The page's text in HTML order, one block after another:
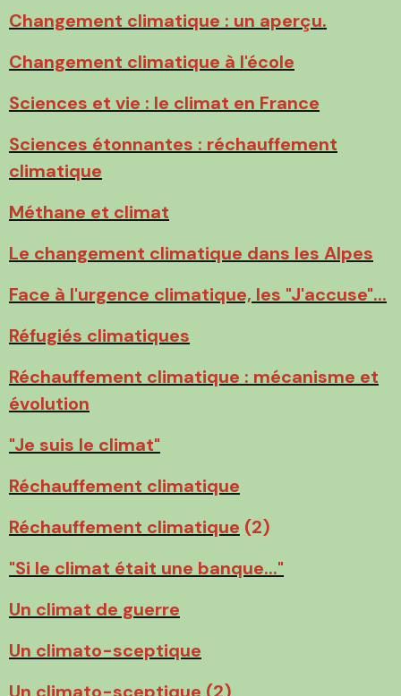
Changement climatique : un aperçu.
Changement climatique à l'école
Sciences et vie : le climat en France
Sciences étonnantes : réchauffement
climatique
Méthane et climat
Le changement climatique dans les Alpes
Face à l'urgence climatique, les "J'accuse"...
Réfugiés climatiques
Réchauffement climatique : mécanisme et
évolution
"Je suis le climat"
Réchauffement climatique
Réchauffement climatique (2)
"Si le climat était une banque..."
Un climat de guerre
Un climato-sceptique